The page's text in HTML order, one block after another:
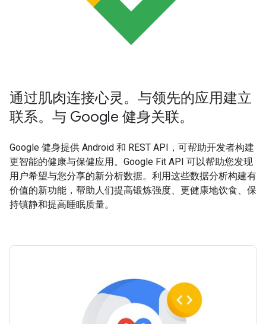
通过肌肉连接心灵。与领先的应用建立
联系。与 Google 健身关联。
Google 健身提供 Android 和 REST API，可帮助开发者构建
更智能的健康与保健应用。Google Fit API 可以帮助您发现
用户希望与您分享的新分析数据。利用这些数据分析构建有
价值的新功能，帮助人们提高锻炼强度、更健康地饮食、保
持镇静和提高睡眠质量。